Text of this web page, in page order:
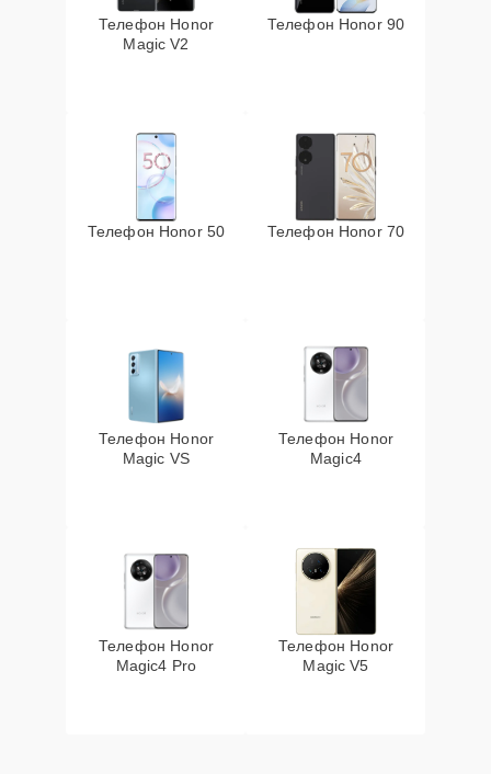
Телефон Honor
Magic V2
Телефон Honor 90
Телефон Honor 50 Телефон Honor 70
Телефон Honor
Magic VS
Телефон Honor
Magic4
Телефон Honor
Magic4 Pro
Телефон Honor
Magic V5